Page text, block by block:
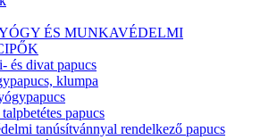
ÉS MUNKAVÉDELMI
és divat papucs
klumpa
papucs
tanúsítvánnyal rendelkező papucs